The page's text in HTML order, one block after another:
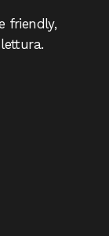
friendly,